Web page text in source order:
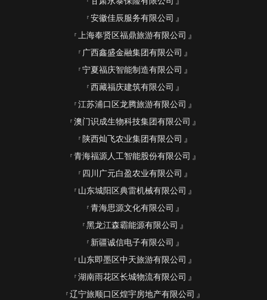
安徽佳辰服务有限公司
上海奉贤区福鼎旅游有限公司
广西鑫盛金融集团有限公司
宁夏福庆智能制造有限公司
西藏福庆建筑有限公司
江苏浦口区龙腾旅游有限公司
澳门识成生物科技集团有限公司
陕西灿飞农业集团有限公司
青海福源人工智能股份有限公司
四川广元白盈农业有限公司
山东城阳区典雷机械有限公司
青海思源文化有限公司
黑龙江森霸能源有限公司
新疆诚信电子有限公司
山东即墨区中天旅游有限公司
湖南雨花区长城物流有限公司
辽宁旅顺口区煌宇房地产有限公司